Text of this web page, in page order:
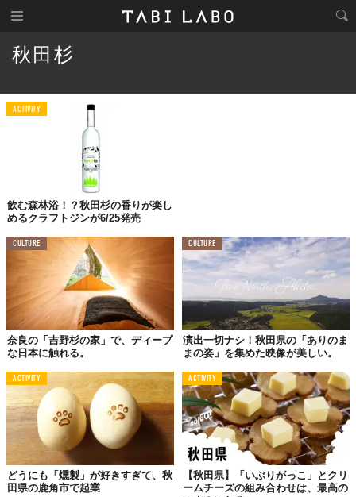
秋田杉
ACTIVITY
飲む森林浴！？秋田杉の香りが楽し
めるクラフトジンが6/25発売
CULTURE
奈良の「吉野杉の家」で、ディープ
な日本に触れる。
CULTURE
演出一切ナシ！秋田県の「ありのま
まの姿」を集めた映像が美しい。
ACTIVITY
どうにも「燻製」が好きすぎて、秋
田県の鹿角市で起業
ACTIVITY
【秋田県】「いぶりがっこ」とクリ
ームチーズの組み合わせは、最高の